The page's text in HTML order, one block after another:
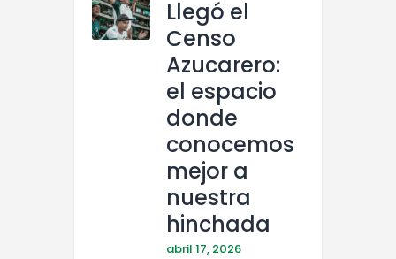
Llegó el
Censo
Azucarero:
el espacio
donde
conocemos
mejor a
nuestra
hinchada
abril 17, 2026